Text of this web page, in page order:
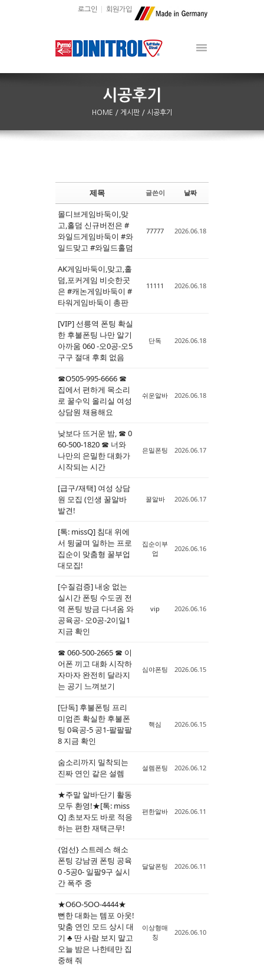
로그인 회원가입
HOME / 게시판 / 시공후기
제목 글쓴이 날짜
몰디브게임바둑이,맞
고,홀덤 신규버전은 #
와일드게임바둑이 #와
일드맞고 #와일드홀덤
77777 2026.06.18
AK게임바둑이,맞고,홀
덤,포커게임 비슷한곳
은 #캐논게임바둑이 #
타워게임바둑이 총판
11111 2026.06.18
[VIP] 선릉역 폰팅 확실
한 후불폰팅 나만 알기
아까움 060 -오0공-오5
구구 절대 후회 없음
단독 2026.06.18
☎O505-995-6666 ☎
집에서 편하게 목소리
로 꿀수익 올리실 여성
상담원 채용해요
쉬운알바 2026.06.18
낮보다 뜨거운 밤, ☎ 0
60-500-1820 ☎ 너와
나만의 은밀한 대화가
시작되는 시간
은밀폰팅 2026.06.17
[급구/재택] 여성 상담
원 모집 (인생 꿀알바
발견!
꿀알바 2026.06.17
[톡: missQ] 침대 위에
서 뒹굴며 일하는 프로
집순이 맞춤형 꿀부업
대모집!
집순이부
업
2026.06.16
[수질검증] 내숭 없는
실시간 폰팅 수도권 전
역 폰팅 방금 다녀옴 와
공육공- 오0공-2이일1
지금 확인
vip 2026.06.16
☎ 060-500-2665 ☎ 이
어폰 끼고 대화 시작하
자마자 완전히 달라지
는 공기 느껴보기
심야폰팅 2026.06.15
[단독] 후불폰팅 프리
미엄존 확실한 후불폰
팅 0육공-5 공1-팔팔팔
8 지금 확인
핵심 2026.06.15
숨소리까지 밀착되는
진짜 연인 같은 설렘
설렘폰팅 2026.06.12
★주말 알바·단기 활동
모두 환영!★[톡: miss
Q] 초보자도 바로 적응
하는 편한 재택근무!
편한알바 2026.06.11
{엄선} 스트레스 해소
폰팅 강남권 폰팅 공육
0 -5공0- 일팔9구 실시
간 폭주 중
달달폰팅 2026.06.11
★O6O-5OO-4444★
뻔한 대화는 템포 아웃!
맞춤 연인 모드 상시 대
기 ♣ 딴 사람 보지 말고
오늘 밤은 나한테만 집
중해 줘
이상형매
칭
2026.06.10
Sketchbook5, 스케치북5
Sketchbook5, 스케치북5
Sketchbook5, 스케치북5
Sketchbook5, 스케치북5